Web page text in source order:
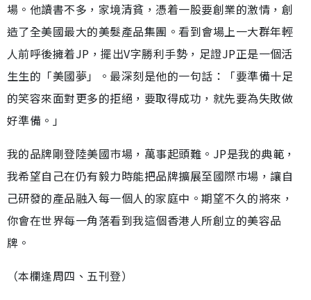
場。他讀書不多，家境清貧，憑着一股要創業的激情，創
造了全美國最大的美髮產品集團。看到會場上一大群年輕
人前呼後擁着JP，擺出V字勝利手勢，足證JP正是一個活
生生的「美國夢」。最深刻是他的一句話：「要準備十足
的笑容來面對更多的拒絕，要取得成功，就先要為失敗做
好準備。」
我的品牌剛登陸美國巿場，萬事起頭難。JP是我的典範，
我希望自己在仍有毅力時能把品牌擴展至國際巿場，讓自
己研發的產品融入每一個人的家庭中。期望不久的將來，
你會在世界每一角落看到我這個香港人所創立的美容品
牌。
（本欄逢周四、五刊登）